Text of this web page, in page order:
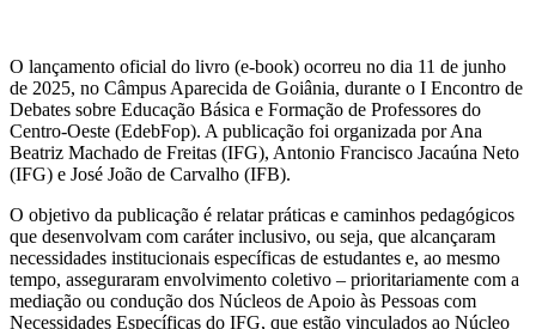
O lançamento oficial do livro (e-book) ocorreu no dia 11 de junho
de 2025, no Câmpus Aparecida de Goiânia, durante o I Encontro de
Debates sobre Educação Básica e Formação de Professores do
Centro-Oeste (EdebFop). A publicação foi organizada por Ana
Beatriz Machado de Freitas (IFG), Antonio Francisco Jacaúna Neto
(IFG) e José João de Carvalho (IFB).
O objetivo da publicação é relatar práticas e caminhos pedagógicos
que desenvolvam com caráter inclusivo, ou seja, que alcançaram
necessidades institucionais específicas de estudantes e, ao mesmo
tempo, asseguraram envolvimento coletivo – prioritariamente com a
mediação ou condução dos Núcleos de Apoio às Pessoas com
Necessidades Específicas do IFG, que estão vinculados ao Núcleo